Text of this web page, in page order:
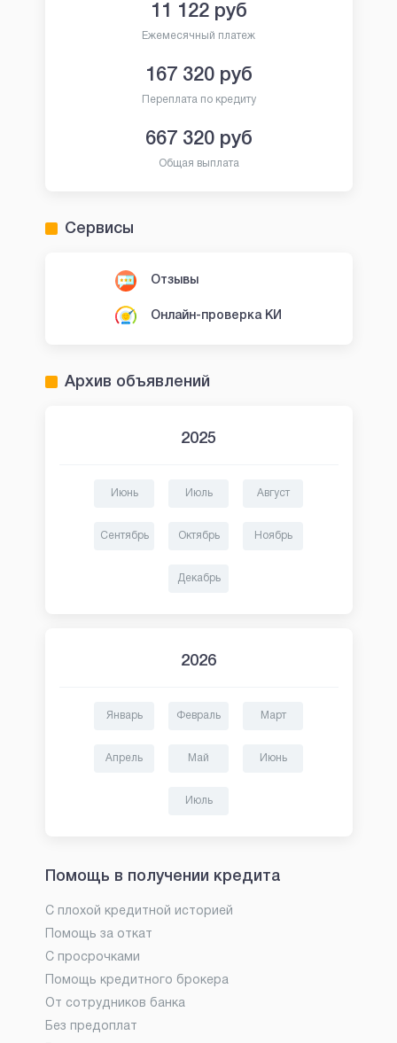
11 122руб
Ежемесячный платеж
167 320руб
Переплата по кредиту
667 320руб
Общая выплата
Сервисы
Отзывы
Онлайн-проверка КИ
Архив объявлений
2025
Июнь Июль Август
Сентябрь Октябрь Ноябрь
Декабрь
2026
Январь Февраль Март
Апрель Май Июнь
Июль
Помощь в получении кредита
С плохой кредитной историей
Помощь за откат
С просрочками
Помощь кредитного брокера
От сотрудников банка
Без предоплат